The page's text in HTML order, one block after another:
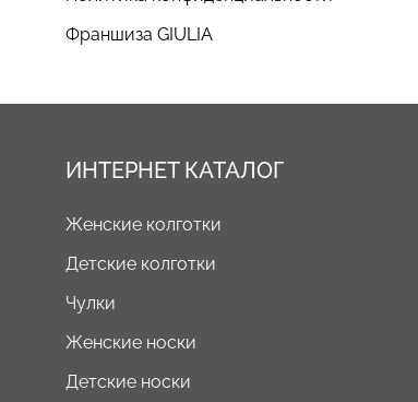
Франшиза GIULIA
ИНТЕРНЕТ КАТАЛОГ
Женские колготки
Детские колготки
Чулки
Женские носки
Детские носки